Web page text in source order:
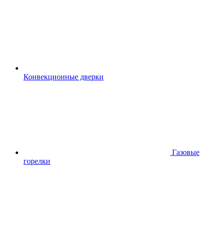
Конвекционные дверки
Газовые
горелки